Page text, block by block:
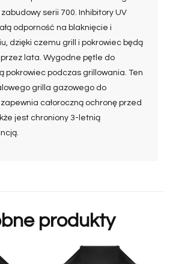
serii 700. Inhibitory UV
odporność na blaknięcie i
dzięki czemu grill i pokrowiec będą
lata. Wygodne pętle do
pokrowiec podczas grillowania. Ten
grilla gazowego do
całoroczną ochronę przed
jest chroniony 3-letnią
produkty